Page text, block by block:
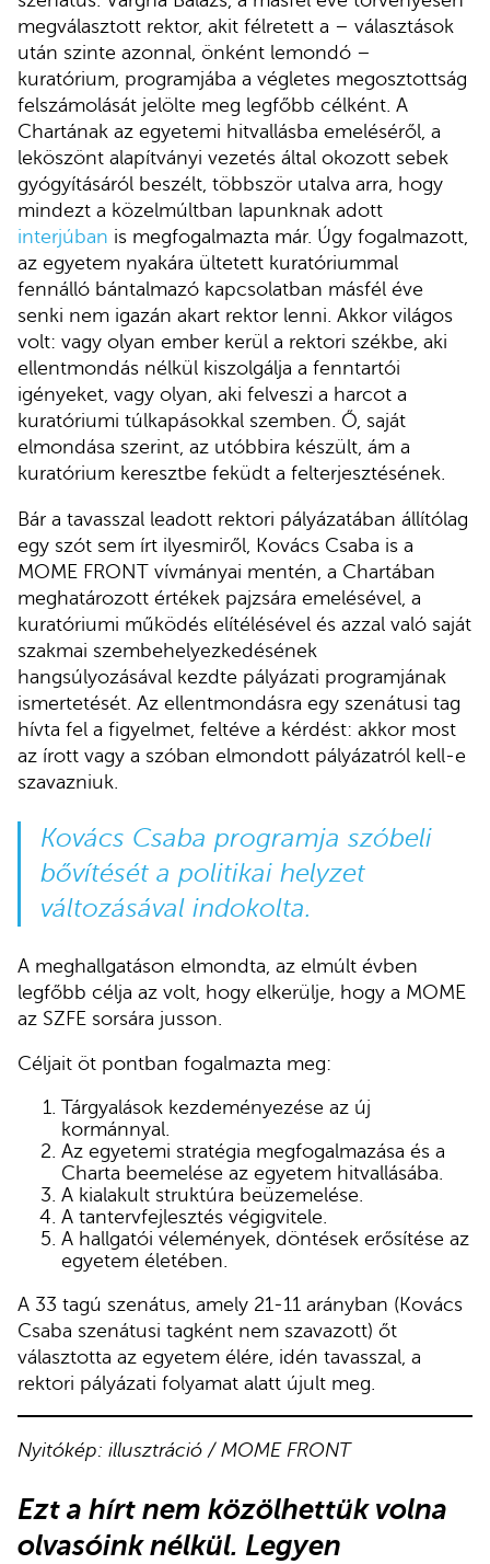
megválasztott rektor, akit félretett a – választások
után szinte azonnal, önként lemondó –
kuratórium, programjába a végletes megosztottság
felszámolását jelölte meg legfőbb célként. A
Chartának az egyetemi hitvallásba emeléséről, a
leköszönt alapítványi vezetés által okozott sebek
gyógyításáról beszélt, többször utalva arra, hogy
mindezt a közelmúltban lapunknak adott
interjúban is megfogalmazta már. Úgy fogalmazott,
az egyetem nyakára ültetett kuratóriummal
fennálló bántalmazó kapcsolatban másfél éve
senki nem igazán akart rektor lenni. Akkor világos
volt: vagy olyan ember kerül a rektori székbe, aki
ellentmondás nélkül kiszolgálja a fenntartói
igényeket, vagy olyan, aki felveszi a harcot a
kuratóriumi túlkapásokkal szemben. Ő, saját
elmondása szerint, az utóbbira készült, ám a
kuratórium keresztbe feküdt a felterjesztésének.
Bár a tavasszal leadott rektori pályázatában állítólag
egy szót sem írt ilyesmiről, Kovács Csaba is a
MOME FRONT vívmányai mentén, a Chartában
meghatározott értékek pajzsára emelésével, a
kuratóriumi működés elítélésével és azzal való saját
szakmai szembehelyezkedésének
hangsúlyozásával kezdte pályázati programjának
ismertetését. Az ellentmondásra egy szenátusi tag
hívta fel a figyelmet, feltéve a kérdést: akkor most
az írott vagy a szóban elmondott pályázatról kell-e
szavazniuk.
Kovács Csaba programja szóbeli
bővítését a politikai helyzet
változásával indokolta.
A meghallgatáson elmondta, az elmúlt évben
legfőbb célja az volt, hogy elkerülje, hogy a MOME
az SZFE sorsára jusson.
Céljait öt pontban fogalmazta meg:
Tárgyalások kezdeményezése az új
kormánnyal.
Az egyetemi stratégia megfogalmazása és a
Charta beemelése az egyetem hitvallásába.
A kialakult struktúra beüzemelése.
A tantervfejlesztés végigvitele.
A hallgatói vélemények, döntések erősítése az
egyetem életében.
A 33 tagú szenátus, amely 21-11 arányban (Kovács
Csaba szenátusi tagként nem szavazott) őt
választotta az egyetem élére, idén tavasszal, a
rektori pályázati folyamat alatt újult meg.
Nyitókép: illusztráció / MOME FRONT
Ezt a hírt nem közölhettük volna
olvasóink nélkül. Legyen